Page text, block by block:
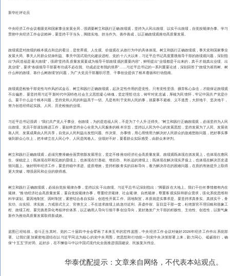
新华社评论员
中央经济工作会议着眼党和国家事业发展全局，强调要树立和践行正确政绩观，坚持为人民出政绩、以实干出政绩，自觉按规律办事。学习
贯彻中央经济工作会议精神，要坚持干字当头，脚踏实地、担当作为、善作善成，以正确政绩观推动高质量发展。
政绩观是对政绩的根本观点和总的看法，是世界观、人生观、价值观在从政行为中的具体体现。树立和践行正确政绩观，事关党和国家事业
发展大局、事关人民群众切身利益、事关中国式现代化建设进程。党的十八大以来，习近平总书记高度重视领导干部的政绩观问题，深刻指
出“为民造福是最大政绩”，强调“坚持高质量发展要成为领导干部政绩观的重要内容”，鲜明提出“业绩都是干出来的，真干才能真出业绩、出
真业绩”，要求“各级领导干部要有功成不必在我、功成必定有我的境界”……习近平总书记的一系列重要论述，深刻回答了“政绩为谁而树、树
什么样的政绩、靠什么树政绩”的问题，为广大党员干部履职尽责、干事创业提供了根本遵循和行动指南。
政绩观是检验干部党性与作风的试金石。树立和践行正确政绩观，起决定性作用的是党性。只有党性坚强、摒弃私心杂念，才能保证政绩观
不出偏差。要坚持用习近平新时代中国特色社会主义思想凝心铸魂，坚定理想信念，铸牢对党忠诚，厚植为民情怀，牢记中国共产党是什
么、要干什么这个根本问题，坚持党和人民的利益高于一切。凡是有利于党和人民的事，就要事不避难、义不逃责，大胆地干、坚决地干，
努力创造经得起实践、人民、历史检验的业绩。
习近平总书记强调：“我们共产党人干事业、创政绩，为的是造福人民，不是为了个人升迁得失。”树立和践行正确政绩观，必须坚持为人民
出政绩。党员干部谋划推进工作，要始终坚持全心全意为人民服务的根本宗旨，坚持以人民为中心的发展思想，坚持发展为了人民、发展依
靠人民、发展成果由人民共享，自觉从人民利益出发想问题、作决策、办事情，用心用情用力解决好人民群众的急难愁盼问题，把好事实事
做到群众心坎上，把丰碑立在人民心中。人民是阅卷人。业绩好不好，要看群众实际感受，由群众来评判。
树立和践行正确政绩观，必须完整准确全面贯彻新发展理念，坚定不移推动经济社会高质量发展。政绩观既体现在抓发展上，也体现在惠民
生、保稳定上；既体现在即期见效的显绩上，也体现在打基础、增后劲、利长远的潜绩上；既体现在解决现实矛盾上，也体现在解决历史遗
留问题上。做好明年经济工作，要坚持稳中求进、提质增效，坚持积极务实的目标导向，着力解决存在的困难问题，在质的有效提升上取得
更大突破，增强居民和企业的获得感。
树立和践行正确政绩观，必须自觉按规律办事，坚持以实干出政绩。习近平总书记深刻指出：“脚要踩在大地上。我们干任何事情都有内在
规律。”推动经济社会高质量发展，要自觉按规律办事，尊重经济规律、社会规律、自然规律，尊重客观实际和群众需求，强化系统思维和
科学谋划。要因地制宜、因时制宜，紧密结合各自实际，创造性开展工作。因地制宜，本质就是实事求是。要坚持求真务实、真抓实干，务
实功、出实招、求实效，力戒形式主义、官僚主义，不在追求政绩上搞急功近利、弄虚作假、盲目蛮干那一套，杜绝新官不理旧账和形象工
程、政绩工程。要完善差异化考核评价体系，以正确用人导向引领干事创业导向，更好激发广大干部的积极性、主动性、创造性，以新气象
新作为推动高质量发展取得新成效。
蓝图已经绘就，奋斗正当其时。党的二十届四中全会擘画了未来五年的宏伟蓝图，中央经济工作会议对做好2026年经济工作作出系统部
署。让我们更加紧密地团结在以习近平同志为核心的党中央周围，把思想和行动统一到党中央决策部署上来，勠力同心、砥砺前行，确
保“十五五”开好局、起好步，在不懈奋斗中以中国式现代化全面推进强国建设、民族复兴伟业。
华泰优配提示：文章来自网络，不代表本站观点。